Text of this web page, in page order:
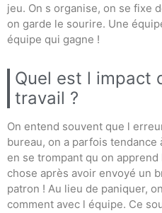
jeu. On s organise, on se fixe
on garde le sourire. Une
équipe qui gagne !
Quel est l impact
travail ?
On entend souvent que l
bureau, on a parfois
en se trompant qu on
chose après avoir envoyé un
patron ! Au lieu de paniquer,
comment avec l équipe. Ce